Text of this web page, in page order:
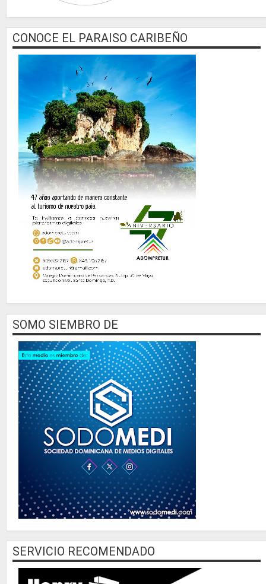
CONOCE EL PARAISO CARIBEÑO
SOMO SIEMBRO DE
SERVICIO RECOMENDADO